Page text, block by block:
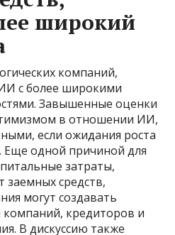
широкий
компаний,
с более широкими
Завышенные оценки
в отношении ИИ,
если ожидания роста
Еще одной причиной для
затраты,
заемных средств,
могут создавать
кредиторов и
В дискуссию также